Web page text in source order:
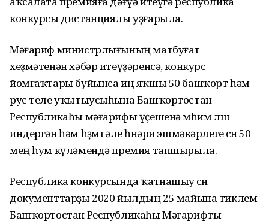
конкурсы дистанциялы уҙғарыла.
Мәғариф министрлығының матбуғат
хеҙмәтенән хәбәр итеүҙәренсә, конкурс
йомғаҡтары буйынса иң яҡшы 50 башҡорт һәм
рус теле уҡытыусыһына Башҡортостан
Республикаһы мәғарифы үҫешенә мөһим өлөш
индергән һәм һөҙөмтәле һөнәри эшмәкәрлеге өсөн 50
мең һум күләмендә премия тапшырыла.
Республика конкурсында ҡатнашыу өсөн
документтарҙы 2020 йылдың 25 майына тиклем
Башҡортостан Республикаһы Мәғарифты